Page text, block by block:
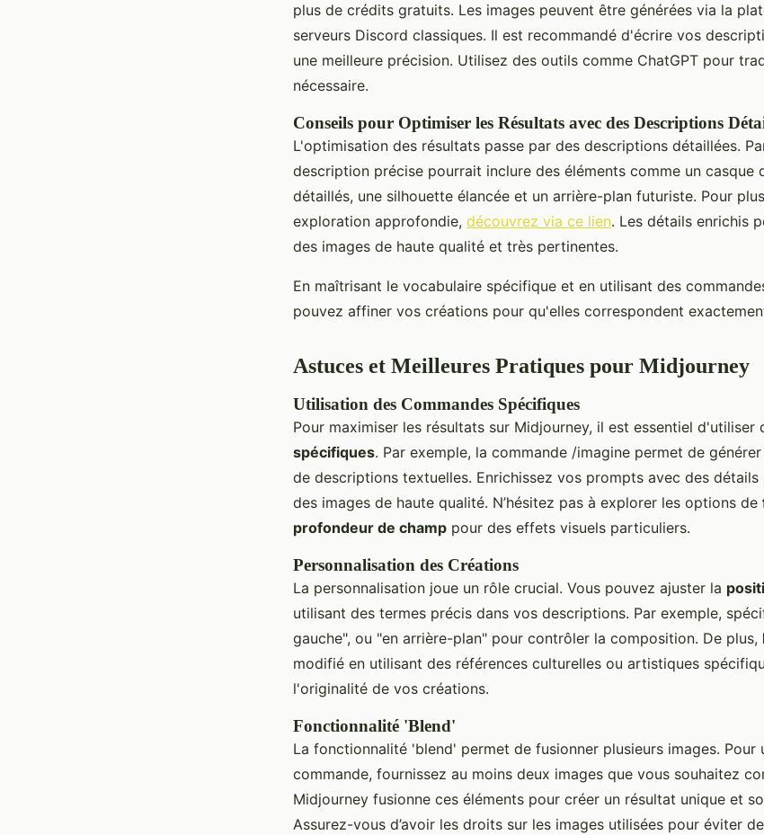
plus de crédits gratuits. Les images peuvent être générées via la
serveurs Discord classiques. Il est recommandé d'écrire vos
une meilleure précision. Utilisez des outils comme ChatGPT pour
nécessaire.
Conseils pour Optimiser les Résultats avec des Descriptions
L'optimisation des résultats passe par des descriptions détaillées.
description précise pourrait inclure des éléments comme un casque
détaillés, une silhouette élancée et un arrière-plan futuriste. Pour
exploration approfondie, découvrez via ce lien. Les détails enrichis
des images de haute qualité et très pertinentes.
En maîtrisant le vocabulaire spécifique et en utilisant des
pouvez affiner vos créations pour qu'elles correspondent
Astuces et Meilleures Pratiques pour Midjourney
Utilisation des Commandes Spécifiques
Pour maximiser les résultats sur Midjourney, il est essentiel d'utiliser
spécifiques. Par exemple, la commande /imagine permet de
de descriptions textuelles. Enrichissez vos prompts avec des
des images de haute qualité. N’hésitez pas à explorer les options de
profondeur de champ pour des effets visuels particuliers.
Personnalisation des Créations
La personnalisation joue un rôle crucial. Vous pouvez ajuster la
utilisant des termes précis dans vos descriptions. Par exemple,
gauche", ou "en arrière-plan" pour contrôler la composition. De plus,
modifié en utilisant des références culturelles ou artistiques
l'originalité de vos créations.
Fonctionnalité 'Blend'
La fonctionnalité 'blend' permet de fusionner plusieurs images. Pour
commande, fournissez au moins deux images que vous souhaitez
Midjourney fusionne ces éléments pour créer un résultat unique et
Assurez-vous d’avoir les droits sur les images utilisées pour éviter